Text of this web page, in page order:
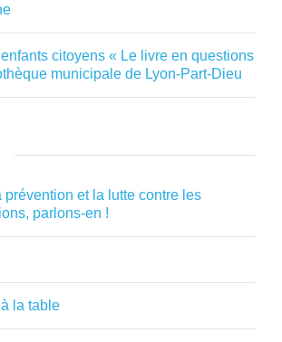
citoyens « Le livre en questions
municipale de Lyon-Part-Dieu
prévention et la lutte contre les
parlons-en !
la table